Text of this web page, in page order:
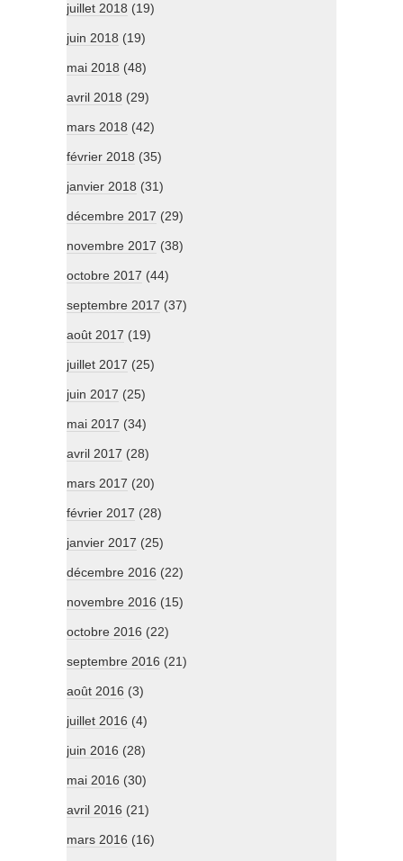
juillet 2018 (19)
juin 2018 (19)
mai 2018 (48)
avril 2018 (29)
mars 2018 (42)
février 2018 (35)
janvier 2018 (31)
décembre 2017 (29)
novembre 2017 (38)
octobre 2017 (44)
septembre 2017 (37)
août 2017 (19)
juillet 2017 (25)
juin 2017 (25)
mai 2017 (34)
avril 2017 (28)
mars 2017 (20)
février 2017 (28)
janvier 2017 (25)
décembre 2016 (22)
novembre 2016 (15)
octobre 2016 (22)
septembre 2016 (21)
août 2016 (3)
juillet 2016 (4)
juin 2016 (28)
mai 2016 (30)
avril 2016 (21)
mars 2016 (16)